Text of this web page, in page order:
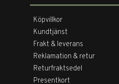
Köpvillkor
Kundtjänst
Frakt & leverans
Reklamation & retur
Returfraktsedel
Presentkort